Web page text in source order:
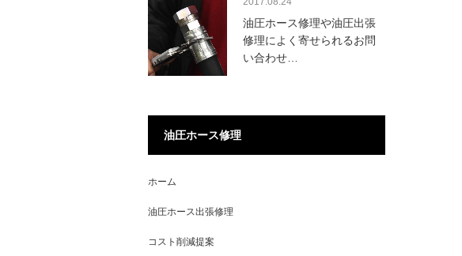
油圧ホース修理や油圧出張
修理によく寄せられるお問
い合わせ…
油圧ホース修理
ホーム
油圧ホース出張修理
コスト削減提案